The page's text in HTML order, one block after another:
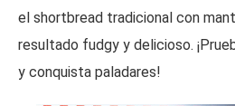
el shortbread tradicional con
resultado fudgy y delicioso.
y conquista paladares!